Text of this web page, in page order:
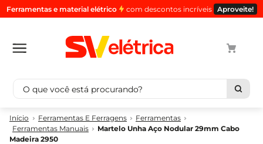
Ferramentas e material elétrico com descontos incríveis Aproveite!
O que você está procurando?
Ferramentas E Ferragens
Ferramentas
Ferramentas Manuais
Martelo Unha Aço Nodular 29mm Cabo
Madeira 2950
Termos mais buscados
1º
cabo